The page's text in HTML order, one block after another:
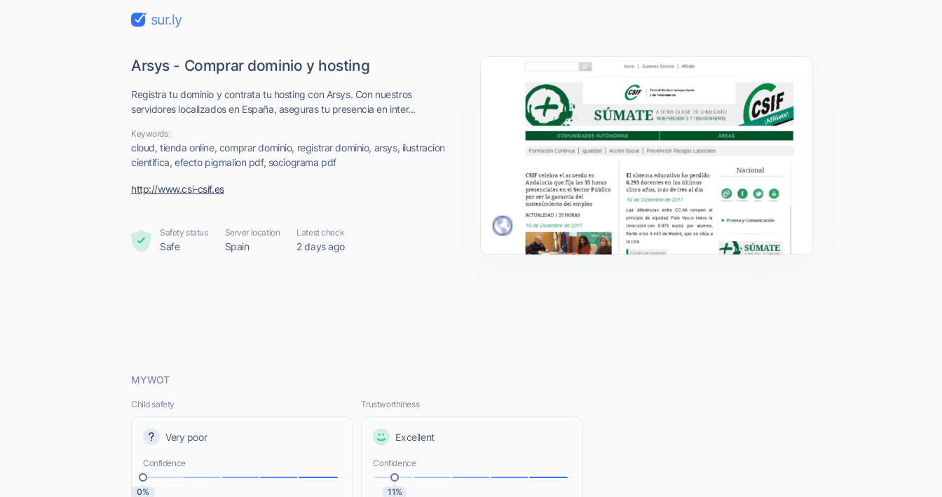
sur.ly
Arsys - Comprar dominio y hosting
Registra tu dominio y contrata tu hosting con Arsys. Con nuestros
servidores localizados en España, aseguras tu presencia en inter...
Keywords:
cloud, tienda online, comprar dominio, registrar dominio, arsys, ilustracion
cientifica, efecto pigmalion pdf, sociograma pdf
http://www.csi-csif.es
Safety status
Safe
Server location
Spain
Latest check
2 days ago
MYWOT
Child safety
Very poor
Confidence
0%
Trustworthiness
Excellent
Confidence
11%